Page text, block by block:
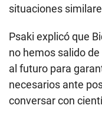
situaciones
Psaki explicó que
no hemos salido
al futuro para
necesarios ante
conversar con